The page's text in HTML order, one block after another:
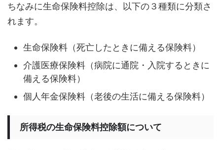
ちなみに生命保険料控除は、以下の３種類に分類さ
れます。
生命保険料（死亡したときに備える保険料）
介護医療保険料（病院に通院・入院するときに
備える保険料）
個人年金保険料（老後の生活に備える保険料）
所得税の生命保険料控除額について